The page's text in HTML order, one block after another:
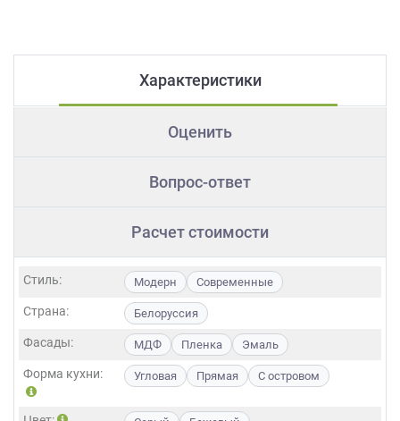
Характеристики
Оценить
Вопрос-ответ
Расчет стоимости
Стиль: Модерн Современные
Страна: Белоруссия
Фасады: МДФ Пленка Эмаль
Форма кухни: Угловая Прямая С островом